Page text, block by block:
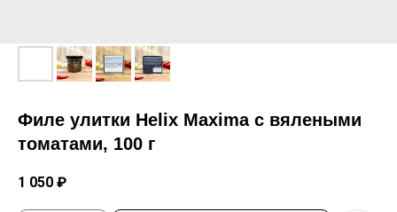
Филе улитки Helix Maxima с вялеными
томатами, 100 г
1 050 ₽